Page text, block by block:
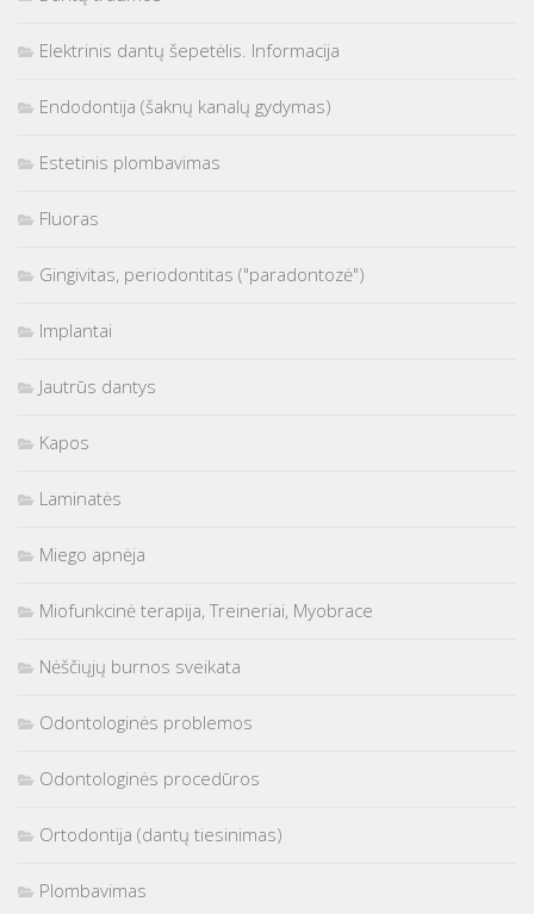
Elektrinis dantų šepetėlis. Informacija
Endodontija (šaknų kanalų gydymas)
Estetinis plombavimas
Fluoras
Gingivitas, periodontitas ("paradontozė")
Implantai
Jautrūs dantys
Kapos
Laminatės
Miego apnėja
Miofunkcinė terapija, Treineriai, Myobrace
Nėščiųjų burnos sveikata
Odontologinės problemos
Odontologinės procedūros
Ortodontija (dantų tiesinimas)
Plombavimas